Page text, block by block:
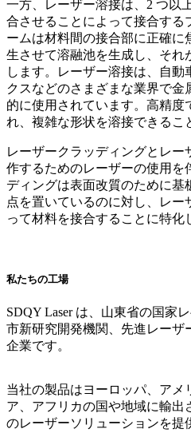
一方、レーザー溶接は、2 つ以
合させることによって接合する
ームは材料間の接合部に正確に
生させて溶融池を生成し、それ
します。レーザー溶接は、自
クスなどのさまざまな業界で
的に使用されています。高精度
れ、複雑な形状を溶接できるこ
レーザークラッディングとレ
作するためのレーザーの使用を
ディングは表面改質のために
点を置いているのに対し、レー
って材料を接合することに特化
私たちの工場
SDQY Laser は、山東省の国家
市新研究開発機関、先進レーザ
企業です。
当社の製品はヨーロッパ、アメ
ア、アフリカの国や地域に輸
のレーザーソリューションを提